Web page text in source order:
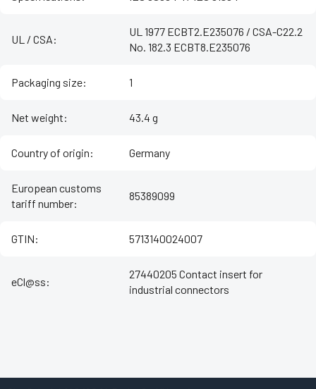
UL / CSA:
UL 1977 ECBT2.E235076 / CSA-C22.2
No. 182.3 ECBT8.E235076
Packaging size: 1
Net weight: 43.4 g
Country of origin: Germany
European customs
tariff number:
85389099
GTIN: 5713140024007
eCl@ss:
27440205 Contact insert for
industrial connectors